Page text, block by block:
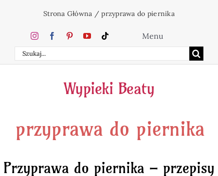
zawartości
Strona Główna /przyprawa do piernika
Szukaj
Menu
Home
Ciasta
Desery
Wypieki Beaty
przyprawa do piernika
Przyprawa do piernika – przepisy